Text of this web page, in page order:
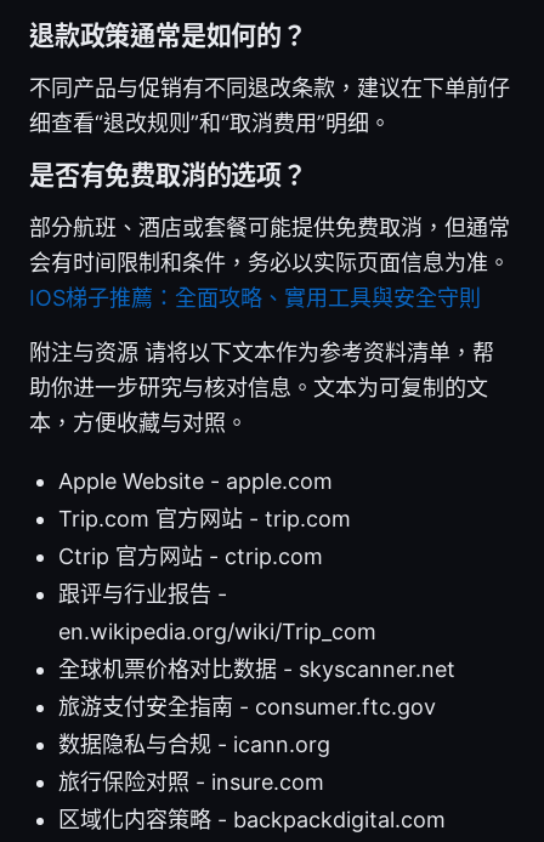
退款政策通常是如何的？
不同产品与促销有不同退改条款，建议在下单前仔
细查看“退改规则”和“取消费用”明细。
是否有免费取消的选项？
部分航班、酒店或套餐可能提供免费取消，但通常
会有时间限制和条件，务必以实际页面信息为准。
IOS梯子推薦：全面攻略、實用工具與安全守則
附注与资源 请将以下文本作为参考资料清单，帮
助你进一步研究与核对信息。文本为可复制的文
本，方便收藏与对照。
Apple Website - apple.com
Trip.com 官方网站 - trip.com
Ctrip 官方网站 - ctrip.com
跟评与行业报告 -
en.wikipedia.org/wiki/Trip_com
全球机票价格对比数据 - skyscanner.net
旅游支付安全指南 - consumer.ftc.gov
数据隐私与合规 - icann.org
旅行保险对照 - insure.com
区域化内容策略 - backpackdigital.com